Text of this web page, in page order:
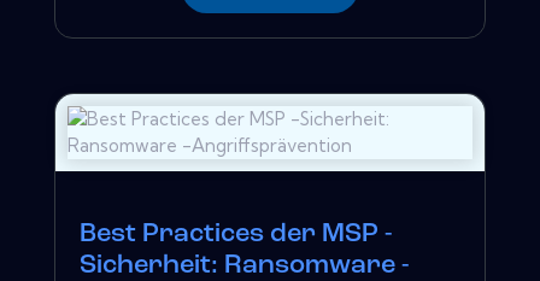
Best Practices der MSP -
Sicherheit: Ransomware -